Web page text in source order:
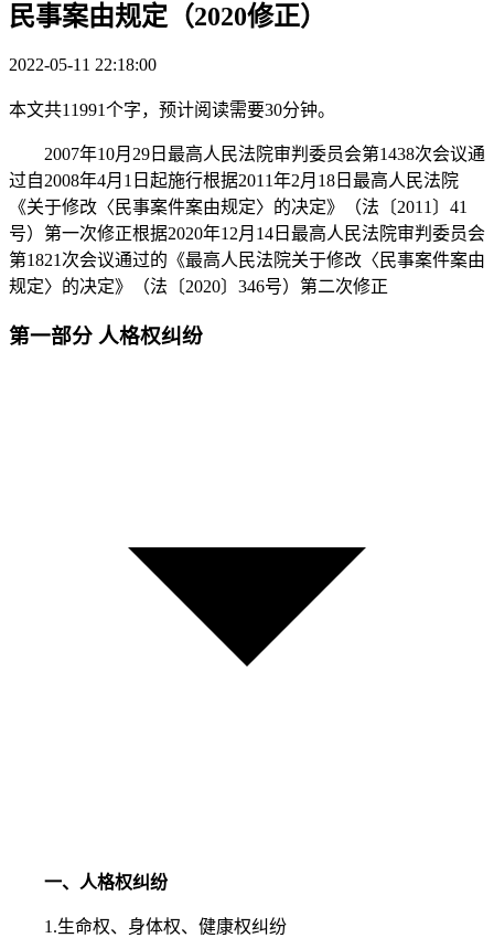
民事案由规定（2020修正）
2022-05-11 22:18:00
本文共11991个字，预计阅读需要30分钟。
2007年10月29日最高人民法院审判委员会第1438次会议通
过自2008年4月1日起施行根据2011年2月18日最高人民法院
《关于修改〈民事案件案由规定〉的决定》（法〔2011〕41
号）第一次修正根据2020年12月14日最高人民法院审判委员会
第1821次会议通过的《最高人民法院关于修改〈民事案件案由
规定〉的决定》（法〔2020〕346号）第二次修正
第一部分 人格权纠纷
一、人格权纠纷
1.生命权、身体权、健康权纠纷